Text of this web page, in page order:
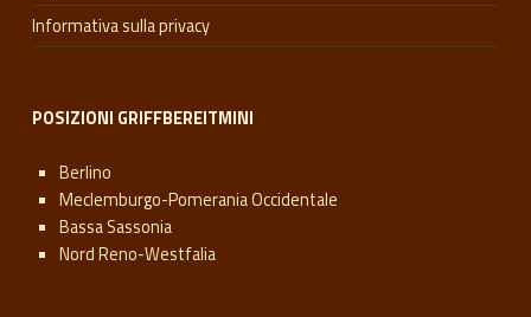
Informativa sulla privacy
POSIZIONI GRIFFBEREITMINI
Berlino
Meclemburgo-Pomerania Occidentale
Bassa Sassonia
Nord Reno-Westfalia